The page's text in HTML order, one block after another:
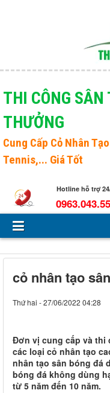
Giới thiệu
Sản phẩm
Tin Tức - Sự kiện
Tuyển dụng
Liên hệ
THI CÔNG
THƯỞNG
Cung Cấp Cỏ Nhân
Tennis,... Giá Tốt
Hotline hỗ trợ
cỏ nhân tạo
Thứ hai - 27/06/2022 04:28
Đơn vị cung cấp và thi
các loại cỏ nhân tạo
nhân tạo sân bóng đá
bóng đá không dùng
từ 5 năm đến 10 năm.